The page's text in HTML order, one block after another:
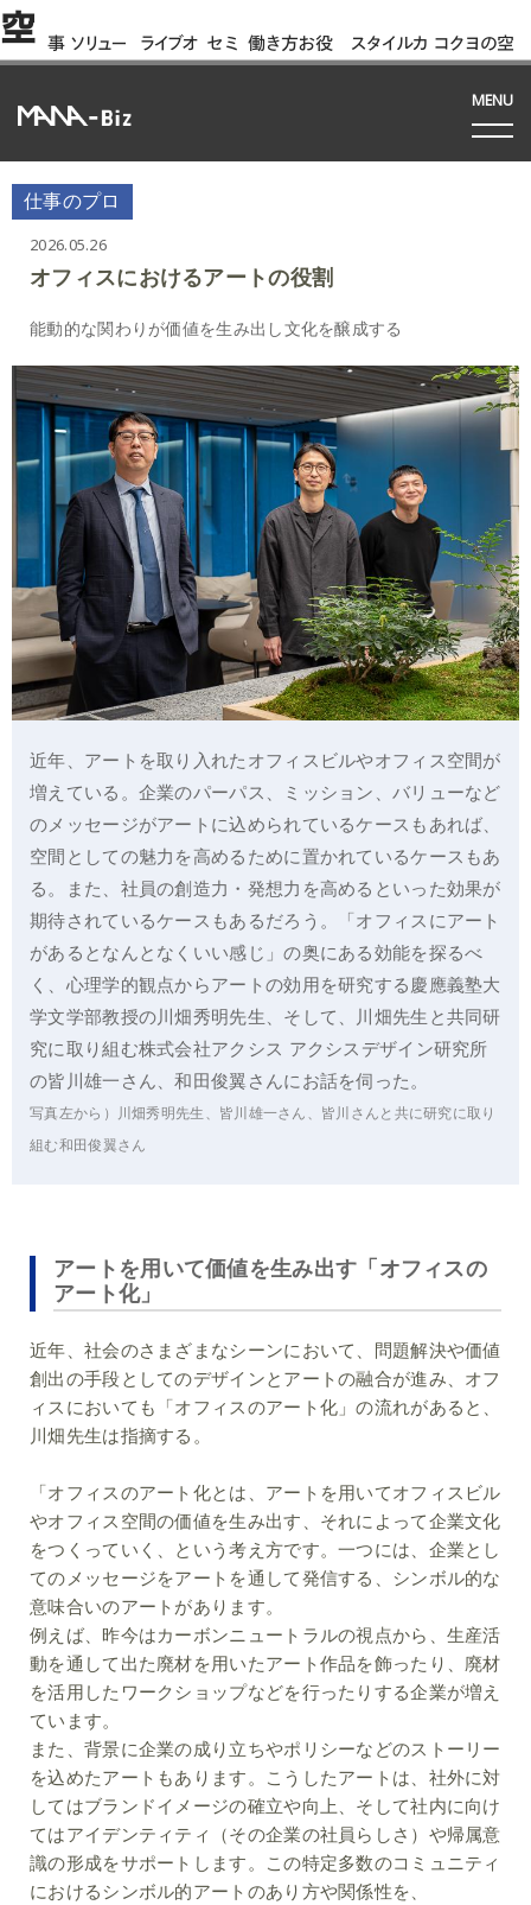
空 事
例
ソリュー
ション
ライブオ
フィス
セミ
ナー
働き方お役
立ち資料
スタイルカ
タログ
コクヨの空
間って!?
MENU
仕事のプロ
2026.05.26
オフィスにおけるアートの役割
能動的な関わりが価値を生み出し文化を醸成する
近年、アートを取り入れたオフィスビルやオフィス空間が
増えている。企業のパーパス、ミッション、バリューなど
のメッセージがアートに込められているケースもあれば、
空間としての魅力を高めるために置かれているケースもあ
る。また、社員の創造力・発想力を高めるといった効果が
期待されているケースもあるだろう。「オフィスにアート
があるとなんとなくいい感じ」の奥にある効能を探るべ
く、心理学的観点からアートの効用を研究する慶應義塾大
学文学部教授の川畑秀明先生、そして、川畑先生と共同研
究に取り組む株式会社アクシス アクシスデザイン研究所
の皆川雄一さん、和田俊翼さんにお話を伺った。
写真左から）川畑秀明先生、皆川雄一さん、皆川さんと共に研究に取り
組む和田俊翼さん
アートを用いて価値を生み出す「オフィスの
アート化」
近年、社会のさまざまなシーンにおいて、問題解決や価値
創出の手段としてのデザインとアートの融合が進み、オフ
ィスにおいても「オフィスのアート化」の流れがあると、
川畑先生は指摘する。
「オフィスのアート化とは、アートを用いてオフィスビル
やオフィス空間の価値を生み出す、それによって企業文化
をつくっていく、という考え方です。一つには、企業とし
てのメッセージをアートを通して発信する、シンボル的な
意味合いのアートがあります。
例えば、昨今はカーボンニュートラルの視点から、生産活
動を通して出た廃材を用いたアート作品を飾ったり、廃材
を活用したワークショップなどを行ったりする企業が増え
ています。
また、背景に企業の成り立ちやポリシーなどのストーリー
を込めたアートもあります。こうしたアートは、社外に対
してはブランドイメージの確立や向上、そして社内に向け
てはアイデンティティ（その企業の社員らしさ）や帰属意
識の形成をサポートします。この特定多数のコミュニティ
におけるシンボル的アートのあり方や関係性を、